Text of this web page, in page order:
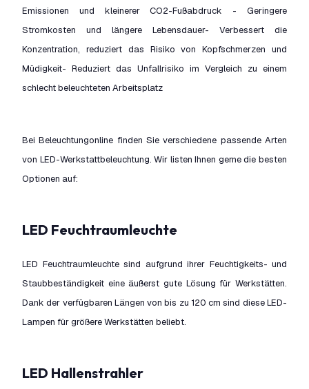
Emissionen und kleinerer CO2-Fußabdruck - Geringere
Stromkosten und längere Lebensdauer- Verbessert die
Konzentration, reduziert das Risiko von Kopfschmerzen und
Müdigkeit- Reduziert das Unfallrisiko im Vergleich zu einem
schlecht beleuchteten Arbeitsplatz
Bei Beleuchtungonline finden Sie verschiedene passende Arten
von LED-Werkstattbeleuchtung. Wir listen Ihnen gerne die besten
Optionen auf:
LED Feuchtraumleuchte
LED Feuchtraumleuchte sind aufgrund ihrer Feuchtigkeits- und
Staubbeständigkeit eine äußerst gute Lösung für Werkstätten.
Dank der verfügbaren Längen von bis zu 120 cm sind diese LED-
Lampen für größere Werkstätten beliebt.
LED Hallenstrahler